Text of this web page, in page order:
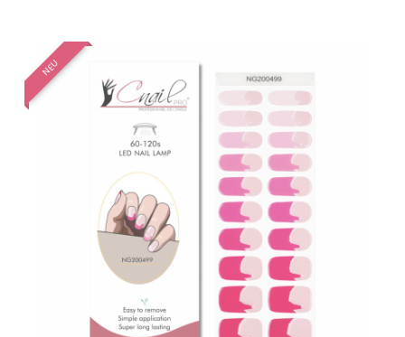
NEU